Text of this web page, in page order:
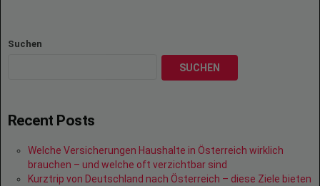
Suchen
SUCHEN
Recent Posts
Welche Versicherungen Haushalte in Österreich wirklich
brauchen – und welche oft verzichtbar sind
Kurztrip von Deutschland nach Österreich – diese Ziele bieten